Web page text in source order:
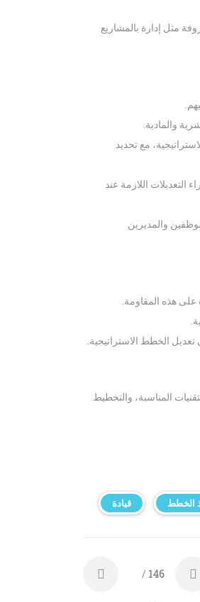
مثل إدارة بالمشاريع
والمادية.
مع تحديد
اللازمة عند
والمديرين
على هذه المقاومة.
الخطط الاستراتيجية.
المناسبة، والتخطيط
الخطط قيادة
146
/